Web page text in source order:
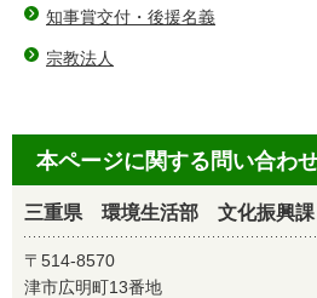
知事賞交付・後援名義
宗教法人
本ページに関する問い合わ
三重県 環境生活部 文化振興
〒514-8570
津市広明町13番地